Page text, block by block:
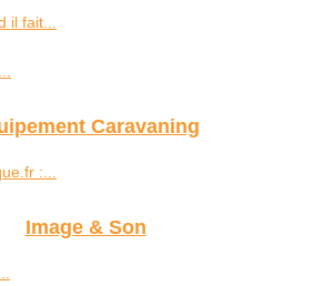
il fait...
Caravaning
:...
Image & Son